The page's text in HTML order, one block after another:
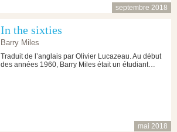
septembre 2018
In the sixties
Barry Miles
Traduit de l’anglais par Olivier Lucazeau. Au début
des années 1960, Barry Miles était un étudiant…
mai 2018